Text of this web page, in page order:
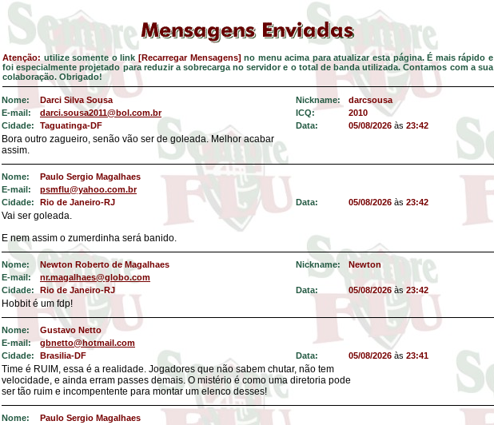
Atenção: utilize somente o link [Recarregar Mensagens] no menu acima para atualizar esta página. É mais rápido e
foi especialmente projetado para reduzir a sobrecarga no servidor e o total de banda utilizada. Contamos com a sua
colaboração. Obrigado!
Nome: Darci Silva Sousa Nickname:
darcsousa
E-mail:
darci.sousa2011@bol.com.br ICQ:
2010
Cidade:
Taguatinga-DF Data: 05/08/2026 às 23:42
Bora outro zagueiro, senão vão ser de goleada. Melhor acabar
assim.
Nome:
Paulo Sergio Magalhaes
E-mail:
psmflu@yahoo.com.br
Cidade:
Rio de Janeiro-RJ Data: 05/08/2026 às 23:42
Vai ser goleada.
E nem assim o zumerdinha será banido.
Nome: Newton Roberto de Magalhaes Nickname:
Newton
E-mail:
nr.magalhaes@globo.com
Cidade:
Rio de Janeiro-RJ Data: 05/08/2026 às23:42
Hobbit é um fdp!
Nome:
Gustavo Netto
E-mail:
gbnetto@hotmail.com
Cidade:
Brasilia-DF Data: 05/08/2026 às 23:41
Time é RUIM, essa é a realidade. Jogadores que não sabem chutar, não tem
velocidade, e ainda erram passes demais. O mistério é como uma diretoria pode
ser tão ruim e incompentente para montar um elenco desses!
Nome:
Paulo Sergio Magalhaes